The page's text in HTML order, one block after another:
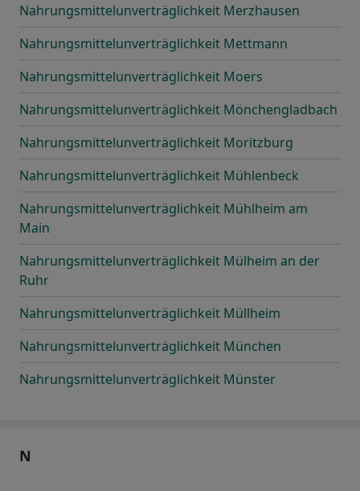
Nahrungsmittelunverträglichkeit Merzhausen
Nahrungsmittelunverträglichkeit Mettmann
Nahrungsmittelunverträglichkeit Moers
Nahrungsmittelunverträglichkeit Mönchengladbach
Nahrungsmittelunverträglichkeit Moritzburg
Nahrungsmittelunverträglichkeit Mühlenbeck
Nahrungsmittelunverträglichkeit Mühlheim am
Main
Nahrungsmittelunverträglichkeit Mülheim an der
Ruhr
Nahrungsmittelunverträglichkeit Müllheim
Nahrungsmittelunverträglichkeit München
Nahrungsmittelunverträglichkeit Münster
N